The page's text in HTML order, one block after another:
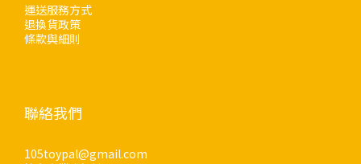
運送服務方式
退換貨政策
條款與細則
聯絡我們
105toypal@gmail.com